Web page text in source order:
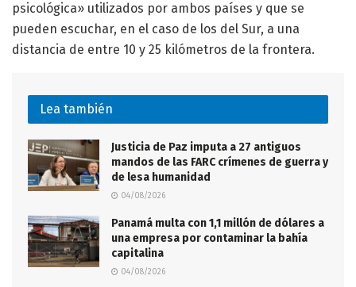
psicológica» utilizados por ambos países y que se
pueden escuchar, en el caso de los del Sur, a una
distancia de entre 10 y 25 kilómetros de la frontera.
Lea también
Justicia de Paz imputa a 27 antiguos
mandos de las FARC crímenes de guerra y
de lesa humanidad
04/08/2026
Panamá multa con 1,1 millón de dólares a
una empresa por contaminar la bahía
capitalina
04/08/2026